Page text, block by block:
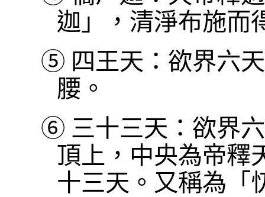
迦」，清淨布施而
⑤ 四王天：欲界六
腰。
⑥ 三十三天：欲界
頂上，中央為帝釋
十三天。又稱為「